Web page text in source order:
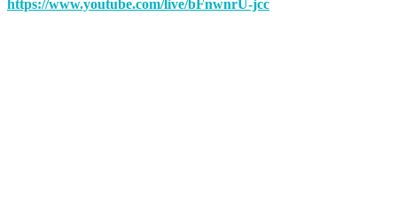
https://www.youtube.com/live/bFnwnrU-jcc